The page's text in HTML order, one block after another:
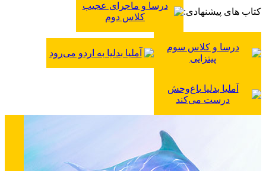
کتاب های پیشنهادی:
درسا و ماجرای عجیب
کلاس دوم
درسا و کلاس سوم
پیتزایی
آملیا بدلیا به اردو می‌رود
آملیا بدلیا باغ‌وحش
درست می‌کند